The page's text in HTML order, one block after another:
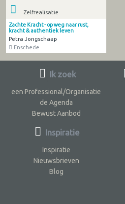
Zelfrealisatie
Zachte Kracht - op weg naar rust,
kracht & authentiek leven
Petra Jongschaap
Enschede
Ik zoek
een Professional/Organisatie
de Agenda
Bewust Aanbod
Inspiratie
Inspiratie
Nieuwsbrieven
Blog